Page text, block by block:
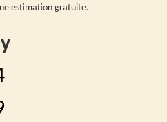
estimation gratuite.